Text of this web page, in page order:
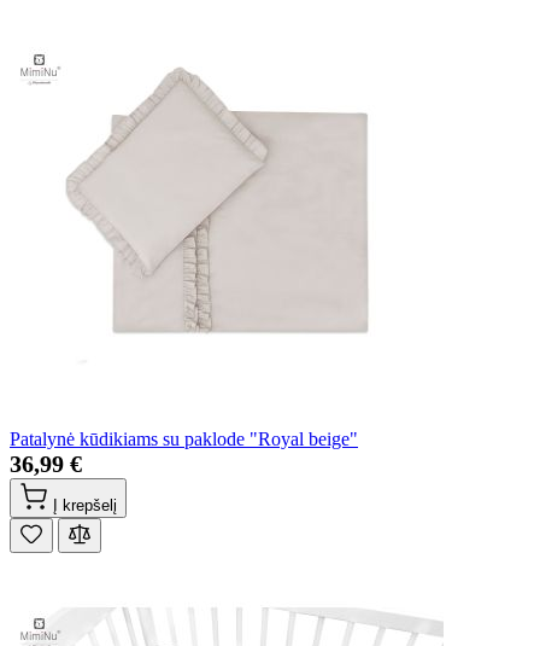
Patalynė kūdikiams su paklode "Royal beige"
36,99 €
Į krepšelį